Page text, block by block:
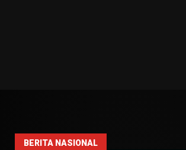
BERITA NASIONAL